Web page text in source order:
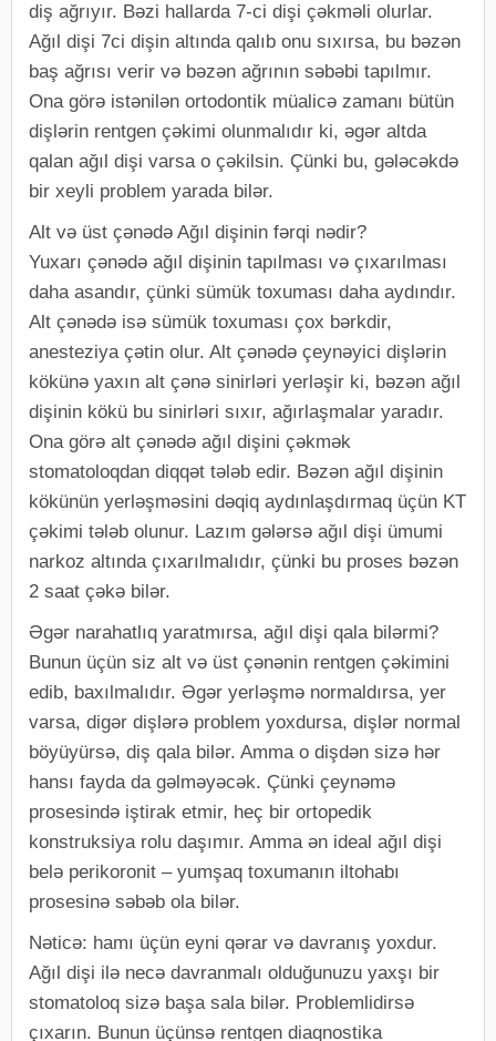
diş ağrıyır. Bəzi hallarda 7-ci dişi çəkməli olurlar.
Ağıl dişi 7ci dişin altında qalıb onu sıxırsa, bu bəzən
baş ağrısı verir və bəzən ağrının səbəbi tapılmır.
Ona görə istənilən ortodontik müalicə zamanı bütün
dişlərin rentgen çəkimi olunmalıdır ki, əgər altda
qalan ağıl dişi varsa o çəkilsin. Çünki bu, gələcəkdə
bir xeyli problem yarada bilər.
Alt və üst çənədə Ağıl dişinin fərqi nədir?
Yuxarı çənədə ağıl dişinin tapılması və çıxarılması
daha asandır, çünki sümük toxuması daha aydındır.
Alt çənədə isə sümük toxuması çox bərkdir,
anesteziya çətin olur. Alt çənədə çeynəyici dişlərin
kökünə yaxın alt çənə sinirləri yerləşir ki, bəzən ağıl
dişinin kökü bu sinirləri sıxır, ağırlaşmalar yaradır.
Ona görə alt çənədə ağıl dişini çəkmək
stomatoloqdan diqqət tələb edir. Bəzən ağıl dişinin
kökünün yerləşməsini dəqiq aydınlaşdırmaq üçün KT
çəkimi tələb olunur. Lazım gələrsə ağıl dişi ümumi
narkoz altında çıxarılmalıdır, çünki bu proses bəzən
2 saat çəkə bilər.
Əgər narahatlıq yaratmırsa, ağıl dişi qala bilərmi?
Bunun üçün siz alt və üst çənənin rentgen çəkimini
edib, baxılmalıdır. Əgər yerləşmə normaldırsa, yer
varsa, digər dişlərə problem yoxdursa, dişlər normal
böyüyürsə, diş qala bilər. Amma o dişdən sizə hər
hansı fayda da gəlməyəcək. Çünki çeynəmə
prosesində iştirak etmir, heç bir ortopedik
konstruksiya rolu daşımır. Amma ən ideal ağıl dişi
belə perikoronit – yumşaq toxumanın iltohabı
prosesinə səbəb ola bilər.
Nəticə: hamı üçün eyni qərar və davranış yoxdur.
Ağıl dişi ilə necə davranmalı olduğunuzu yaxşı bir
stomatoloq sizə başa sala bilər. Problemlidirsə
çıxarın. Bunun üçünsə rentgen diaqnostika